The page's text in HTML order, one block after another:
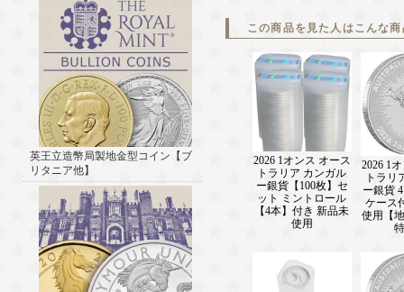
英王立造幣局製地金型コイン【ブ
リタニア他】
この商品を見た人はこんな
2026 1オンス オース
トラリア カンガル
ー銀貨【100枚】セ
ット ミントロール
【4本】付き 新品未
使用
2026 1
トラリ
ー銀貨
ケース
使用【